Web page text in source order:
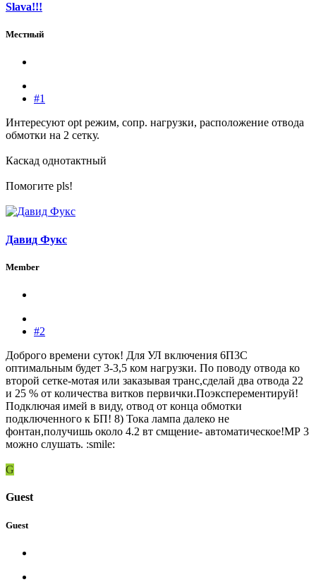
Slava!!!
Местный
#1
Интересуют opt режим, сопр. нагрузки, расположение отвода
обмотки на 2 сетку.
Каскад однотактный
Помогите pls!
Давид Фукс
Member
#2
Доброго времени суток! Для УЛ включения 6П3С
оптимальным будет 3-3,5 ком нагрузки. По поводу отвода ко
второй сетке-мотая или заказывая транс,сделай два отвода 22
и 25 % от количества витков первички.Поэксперементируй!
Подключая имей в виду, отвод от конца обмотки
подключенного к БП! 8) Тока лампа далеко не
фонтан,получишь около 4.2 вт смщение- автоматическое!МР 3
можно слушать. :smile:
G
Guest
Guest